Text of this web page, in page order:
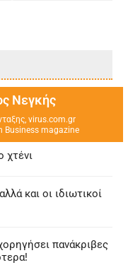
Νεγκής
virus.com.gr
Business magazine
χτένι
και οι ιδιωτικοί
πανάκριβες